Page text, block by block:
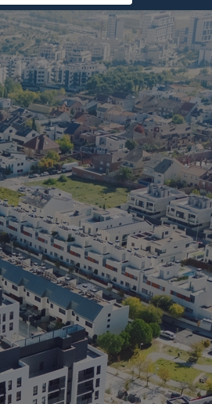
PLAN VIVE DE LA
(ESPAGNE)
> Zone bâtie
> Surface urbanisée.
> Promotions. 30.
> Logements. 5 026.
> Bâtiments. 104.
> Places de parking.
> Architectes.
et Escario.
* Projet réalisé sous